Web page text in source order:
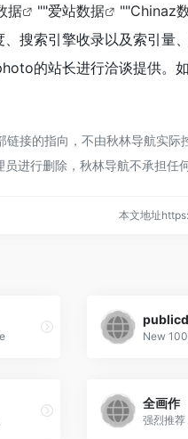
据 ""爱站数据 ""Chinaz
搜索引擎收录以及索引量
的站长进行洽谈提供。
接的指向，不由秋林导航实
进行删除，秋林导航不承担任何
本文地址
全画作
强烈推荐